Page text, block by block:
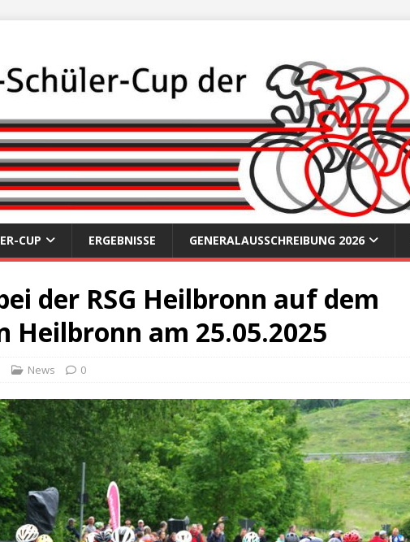
CUP ERGEBNISSE GENERALAUSSCHREIBUNG 2026
der RSG Heilbronn auf dem
Heilbronn am 25.05.2025
News 0